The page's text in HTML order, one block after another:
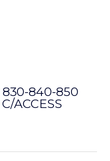
830-840-850
ACCESS